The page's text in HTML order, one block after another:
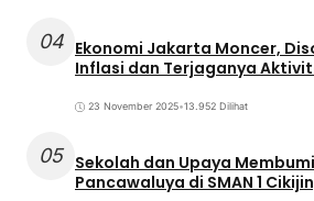
04 Ekonomi Jakarta Moncer,
Inflasi dan Terjaganya
23 November 2025•13.952 Dilihat
05 Sekolah dan Upaya
Pancawaluya di SMAN 1